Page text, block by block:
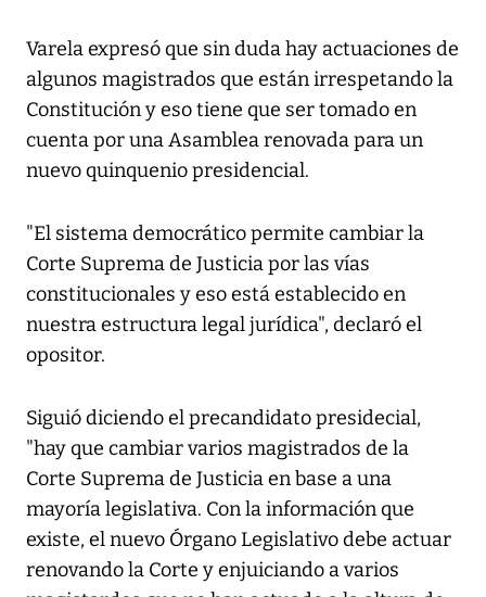
Varela expresó que sin duda hay actuaciones de
algunos magistrados que están irrespetando la
Constitución y eso tiene que ser tomado en
cuenta por una Asamblea renovada para un
nuevo quinquenio presidencial.
"El sistema democrático permite cambiar la
Corte Suprema de Justicia por las vías
constitucionales y eso está establecido en
nuestra estructura legal jurídica", declaró el
opositor.
Siguió diciendo el precandidato presidecial,
"hay que cambiar varios magistrados de la
Corte Suprema de Justicia en base a una
mayoría legislativa. Con la información que
existe, el nuevo Órgano Legislativo debe actuar
renovando la Corte y enjuiciando a varios